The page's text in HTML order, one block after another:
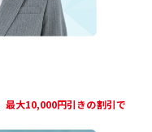
最大10,000円引きの割引で